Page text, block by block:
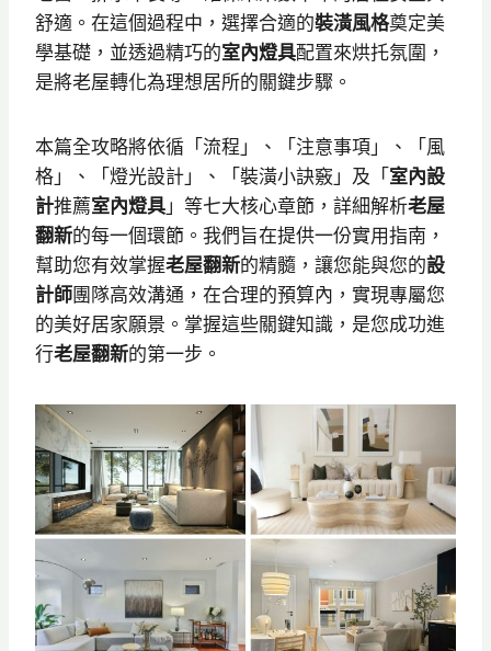
舒適。在這個過程中，選擇合適的裝潢風格奠定美
學基礎，並透過精巧的室內燈具配置來烘托氛圍，
是將老屋轉化為理想居所的關鍵步驟。
本篇全攻略將依循「流程」、「注意事項」、「風
格」、「燈光設計」、「裝潢小訣竅」及「室內設
計推薦室內燈具 」等七大核心章節，詳細解析老屋
翻新的每一個環節。我們旨在提供一份實用指南，
幫助您有效掌握老屋翻新的精髓，讓您能與您的設
計師團隊高效溝通，在合理的預算內，實現專屬您
的美好居家願景。掌握這些關鍵知識，是您成功進
行老屋翻新的第一步。